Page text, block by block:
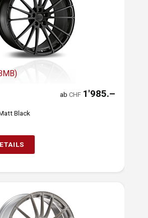
abCHF 1'985.–
Black